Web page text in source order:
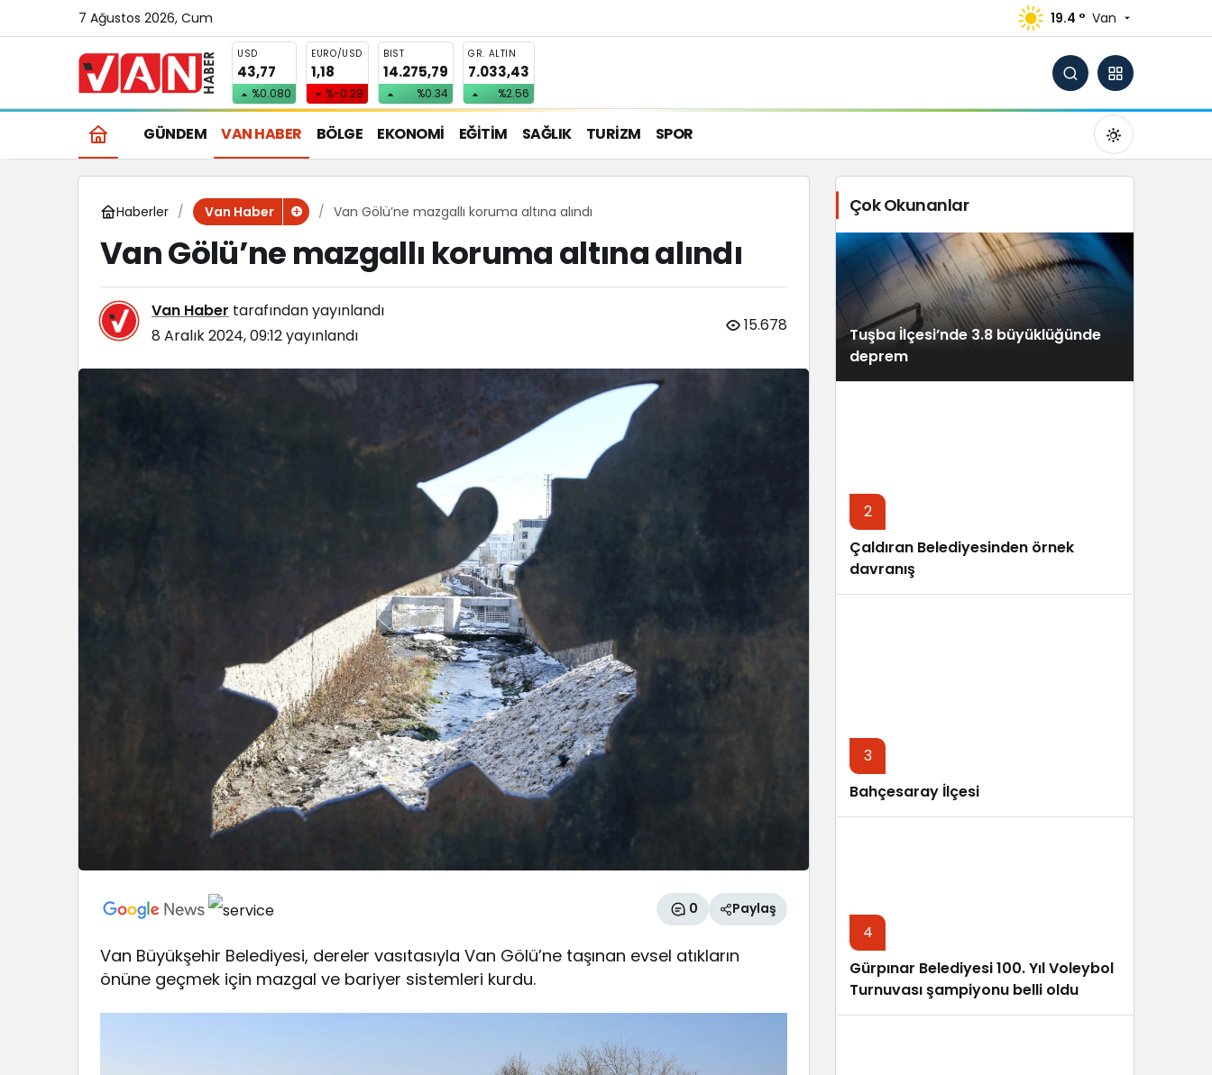
7 Ağustos 2026, Cum 19.4 ° Van
USD
43,77
%0.080
EURO/USD
1,18
%-0.29
BIST
14.275,79
%0.34
GR. ALTIN
7.033,43
%2.56
GÜNDEM VAN HABER BÖLGE EKONOMİ EĞİTİM SAĞLIK TURİZM SPOR
Gündüz Modu
Gündüz modunu seçin.
Haberler Van Haber Van Gölü’ne mazgallı koruma altına alındı
Van Gölü’ne mazgallı koruma altına alındı
Van Haber tarafından yayınlandı
8 Aralık 2024, 09:12yayınlandı
15.678
0 Paylaş
Van Büyükşehir Belediyesi, dereler vasıtasıyla Van Gölü’ne taşınan evsel atıkların
önüne geçmek için mazgal ve bariyer sistemleri kurdu.
Çok Okunanlar
Tuşba İlçesi’nde 3.8 büyüklüğünde
deprem
2
Çaldıran Belediyesinden örnek
davranış
3
Bahçesaray İlçesi
4
Gürpınar Belediyesi 100. Yıl Voleybol
Turnuvası şampiyonu belli oldu